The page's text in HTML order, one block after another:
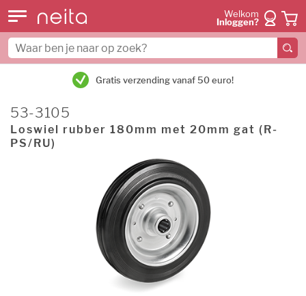
Welkom
Inloggen?
Gratis verzending vanaf 50 euro!
53-3105
Loswiel rubber 180mm met 20mm gat (R-
PS/RU)